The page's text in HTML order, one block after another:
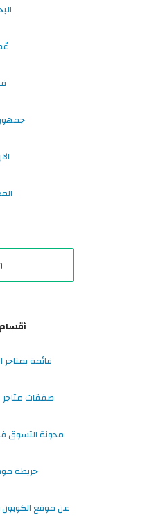
قائمة بمتاجر
صفقات متاجر
مدونة التسوق
خريطة
عن موقع الكوبون